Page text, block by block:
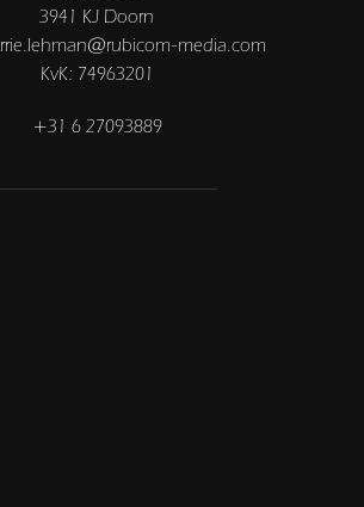
3941 KJ Doorn
media.com
KvK: 74963201
+31 6 27093889